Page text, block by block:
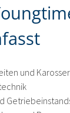
und